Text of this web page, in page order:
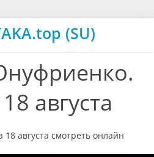
(SU)
августа
августа смотреть онлайн